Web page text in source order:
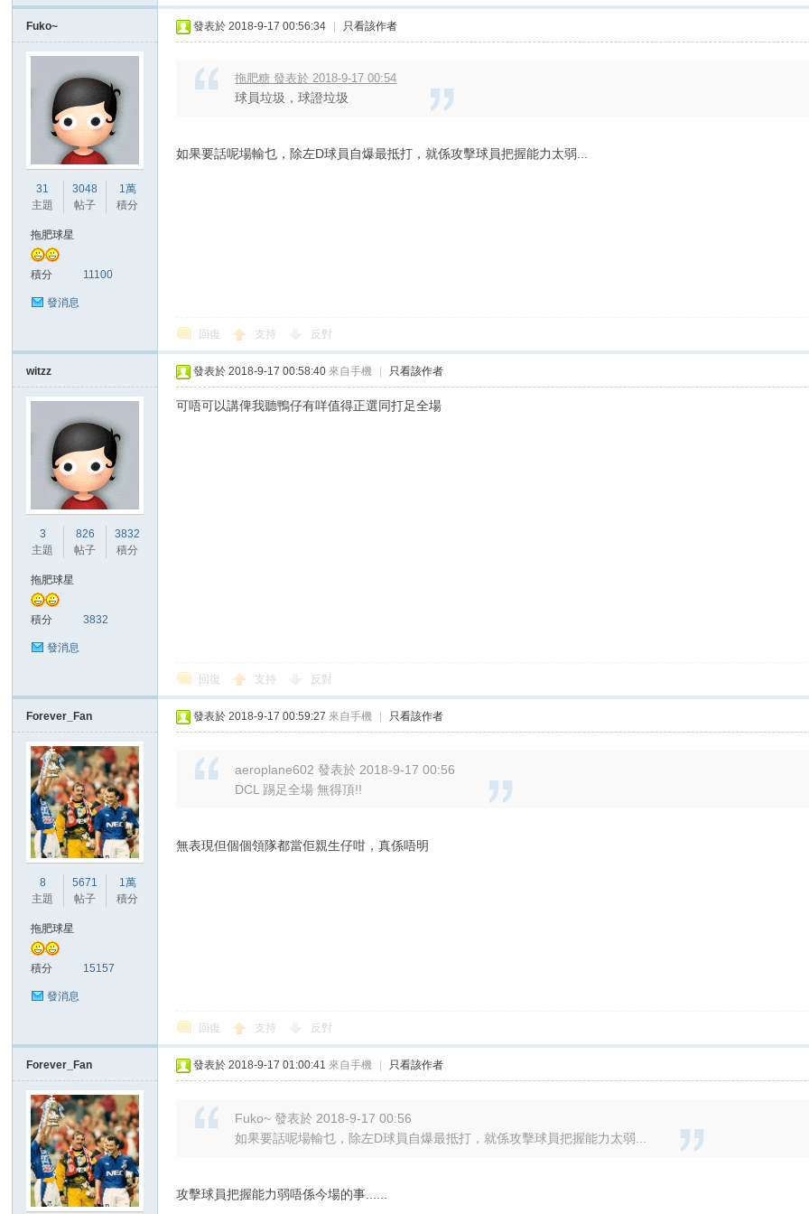
Fuko~
31
主題
3048
帖子
1萬
積分
拖肥球星
積分 11100
發消息
發表於 2018-9-17 00:56:34 只看該作者
拖肥糖 發表於 2018-9-17 00:54
球員垃圾，球證垃圾
如果要話呢場輸乜，除左D球員自爆最抵打，就係攻擊球員把握能力太弱...
回復 支持 反對
witzz
3
主題
826
帖子
3832
積分
拖肥球星
積分 3832
發消息
發表於 2018-9-17 00:58:40 來自手機 只看該作者
可唔可以講俾我聽鴨仔有咩值得正選同打足全場
回復 支持 反對
Forever_Fan
8
主題
5671
帖子
1萬
積分
拖肥球星
積分 15157
發消息
發表於 2018-9-17 00:59:27 來自手機 只看該作者
aeroplane602 發表於 2018-9-17 00:56
DCL 踢足全場 無得頂!!
無表現但個個領隊都當佢親生仔咁，真係唔明
回復 支持 反對
Forever_Fan 發表於 2018-9-17 01:00:41 來自手機 只看該作者
Fuko~ 發表於 2018-9-17 00:56
如果要話呢場輸乜，除左D球員自爆最抵打，就係攻擊球員把握能力太弱...
攻擊球員把握能力弱唔係今場的事......